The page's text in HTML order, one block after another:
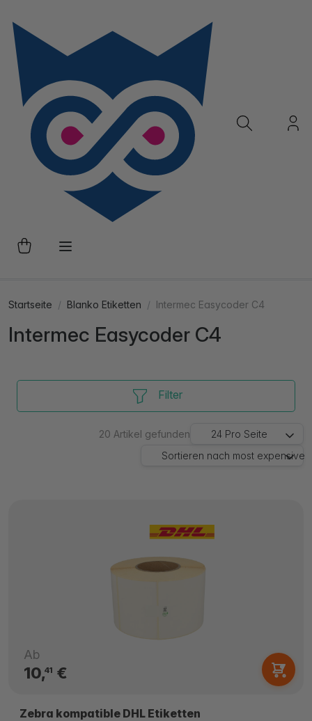
Startseite Blanko Etiketten Intermec Easycoder C4
Intermec Easycoder C4
Filter
20 Artikel gefunden 24 Pro Seite
Sortieren nach most expensive
Ab
10,41 €
Zebra kompatible DHL Etiketten